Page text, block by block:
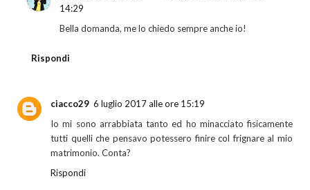
14:29
Bella domanda, me lo chiedo sempre anche io!
Rispondi
ciacco29 6 luglio 2017 alle ore 15:19
Io mi sono arrabbiata tanto ed ho minacciato fisicamente
tutti quelli che pensavo potessero finire col frignare al mio
matrimonio. Conta?
Rispondi